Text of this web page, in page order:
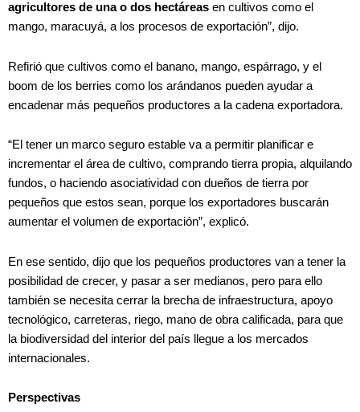
agricultores de una o dos hectáreas en cultivos como el
mango, maracuyá, a los procesos de exportación”, dijo.
Refirió que cultivos como el banano, mango, espárrago, y el
boom de los berries como los arándanos pueden ayudar a
encadenar más pequeños productores a la cadena exportadora.
“El tener un marco seguro estable va a permitir planificar e
incrementar el área de cultivo, comprando tierra propia, alquilando
fundos, o haciendo asociatividad con dueños de tierra por
pequeños que estos sean, porque los exportadores buscarán
aumentar el volumen de exportación”, explicó.
En ese sentido, dijo que los pequeños productores van a tener la
posibilidad de crecer, y pasar a ser medianos, pero para ello
también se necesita cerrar la brecha de infraestructura, apoyo
tecnológico, carreteras, riego, mano de obra calificada, para que
la biodiversidad del interior del país llegue a los mercados
internacionales.
Perspectivas